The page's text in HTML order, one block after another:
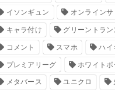
イソンギュン オンラインサ
キャラ付け グリーントラ
コメント スマホ ハイ
プレミアリーグ ホワイトボ
メタバース ユニクロ